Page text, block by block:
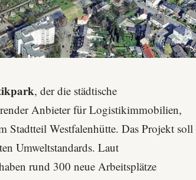
, der die städtische
Anbieter für Logistikimmobilien,
Stadtteil Westfalenhütte. Das Projekt soll
Umweltstandards. Laut
rund 300 neue Arbeitsplätze